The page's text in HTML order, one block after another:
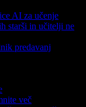
AI za učenje
starši in učitelji ne
predavanj
več